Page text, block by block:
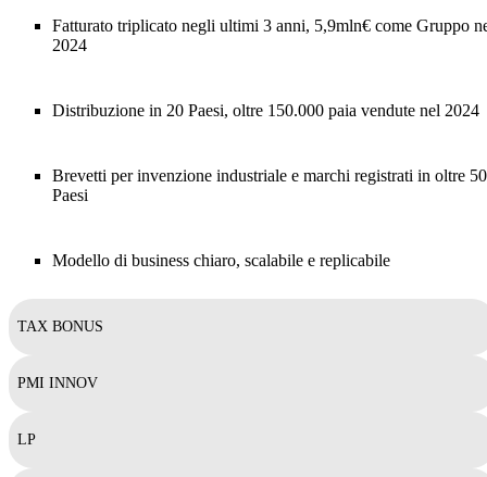
Fatturato triplicato negli ultimi 3 anni, 5,9mln€ come Gruppo
2024
Distribuzione in 20 Paesi, oltre 150.000 paia vendute nel 2024
Brevetti per invenzione industriale e marchi registrati in oltre 50
Paesi
Modello di business chiaro, scalabile e replicabile
TAX BONUS
PMI INNOV
LP